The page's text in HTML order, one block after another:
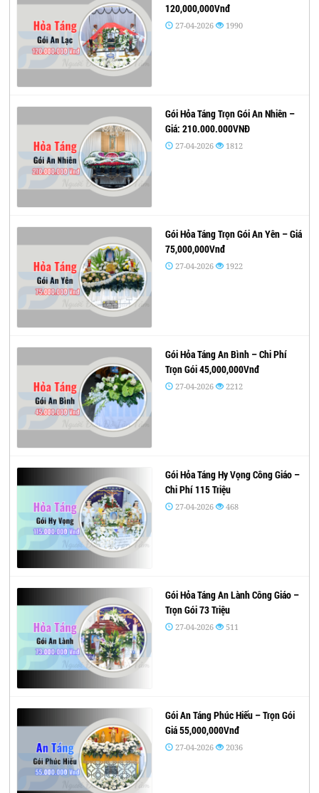
120,000,000Vnđ
27-04-2026 1990
Gói Hỏa Táng Trọn Gói An Nhiên –
Giá: 210.000.000VNĐ
27-04-2026 1812
Gói Hỏa Táng Trọn Gói An Yên – Giá
75,000,000Vnđ
27-04-2026 1922
Gói Hỏa Táng An Bình – Chi Phí
Trọn Gói 45,000,000Vnđ
27-04-2026 2212
Gói Hỏa Táng Hy Vọng Công Giáo –
Chi Phí 115 Triệu
27-04-2026 468
Gói Hỏa Táng An Lành Công Giáo –
Trọn Gói 73 Triệu
27-04-2026 511
Gói An Táng Phúc Hiếu – Trọn Gói
Giá 55,000,000Vnđ
27-04-2026 2036